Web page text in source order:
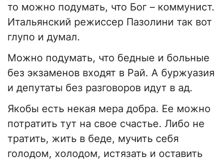
то можно подумать, что Бог – коммунист.
Итальянский режиссер Пазолини так вот
глупо и думал.
Можно подумать, что бедные и больные
без экзаменов входят в Рай. А буржуазия
и депутаты без разговоров идут в ад.
Якобы есть некая мера добра. Ее можно
потратить тут на свое счастье. Либо не
тратить, жить в беде, мучить себя
голодом, холодом, истязать и оставить